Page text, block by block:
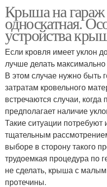
Крыша на гараж
односкатная.
устройства
Если кровля имеет уклон
лучше делать
В этом случае нужно быть
затратам кровельного
встречаются случаи, когда
предполагает наличие
Такие ситуации потребуют
тщательным
выборе в сторону такого
трудоемкая процедура по
не сделать, крыша с
протечины.